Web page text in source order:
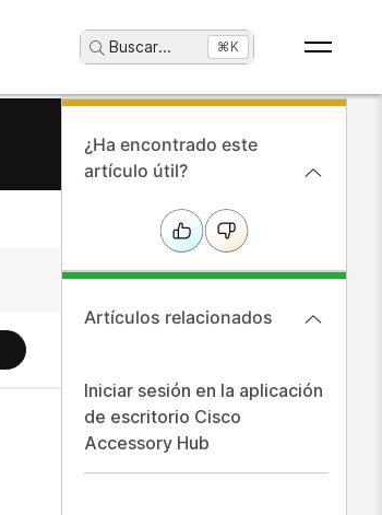
Buscar... ⌘K
¿Ha encontrado este
artículo útil?
Artículos relacionados
Iniciar sesión en la aplicación
de escritorio Cisco
Accessory Hub